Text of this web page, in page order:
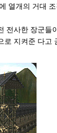
열개의 거대
전사한 장군들
로 지켜준 다고